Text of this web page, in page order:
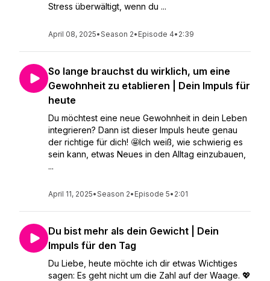
Stress überwältigt, wenn du ...
April 08, 2025•Season 2• Episode 4• 2:39
So lange brauchst du wirklich, um eine
Gewohnheit zu etablieren | Dein Impuls für
heute
Du möchtest eine neue Gewohnheit in dein Leben
integrieren? Dann ist dieser Impuls heute genau
der richtige für dich! 🤩Ich weiß, wie schwierig es
sein kann, etwas Neues in den Alltag einzubauen,
...
April 11, 2025•Season 2• Episode 5• 2:01
Du bist mehr als dein Gewicht | Dein
Impuls für den Tag
Du Liebe, heute möchte ich dir etwas Wichtiges
sagen: Es geht nicht um die Zahl auf der Waage. 💖